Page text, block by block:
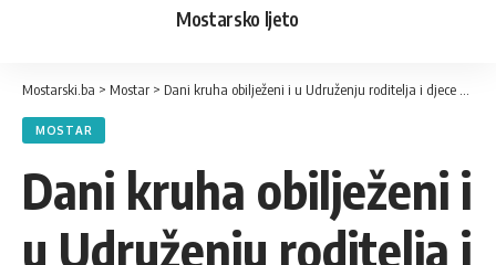
Mostarsko ljeto
Mostarski.ba > Mostar > Dani kruha obilježeni i u Udruženju roditelja i djece s poteškoćama u razvoju “Vedri osmijeh”
MOSTAR
Dani kruha obilježeni i
u Udruženju roditelja i